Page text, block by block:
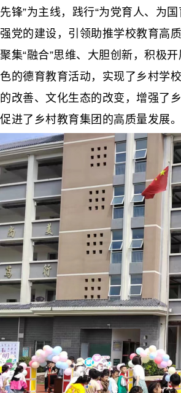
先锋”为主线，践行“为党育人、为
强党的建设，引领助推学校教育高
聚集“融合”思维、大胆创新，积极
色的德育教育活动，实现了乡村学
的改善、文化生态的改变，增强了
促进了乡村教育集团的高质量发展。